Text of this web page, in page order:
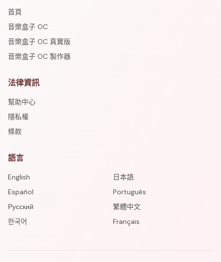
首頁
音樂盒子 OC
音樂盒子 OC 真實版
音樂盒子 OC 製作器
法律資訊
幫助中心
隱私權
條款
語言
English
日本語
Español
Português
Русский
繁體中文
한국어
Français